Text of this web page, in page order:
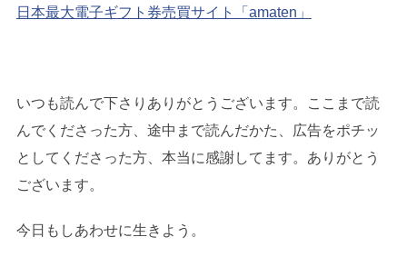
日本最大電子ギフト券売買サイト「amaten」
いつも読んで下さりありがとうございます。ここまで読
んでくださった方、途中まで読んだかた、広告をポチッ
としてくださった方、本当に感謝してます。ありがとう
ございます。
今日もしあわせに生きよう。